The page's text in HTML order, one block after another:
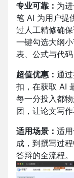
专业可靠： 为
笔 AI 为用户提
过人工精修确
一键勾选大纲
表、公式与代
超值优惠： 通
扣，在获取 AI
每一分投入都
团，让论文写
适用场景： 适
成，到撰写过
答辩的全流程。